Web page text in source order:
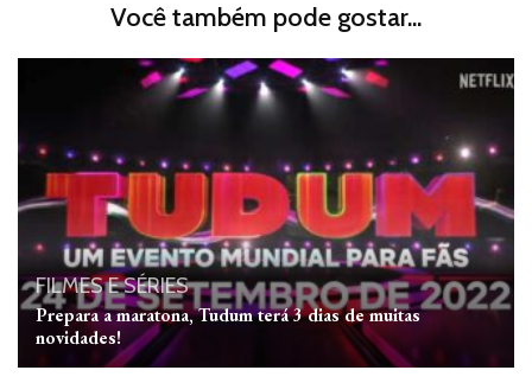
Você também pode gostar...
FILMES E SÉRIES
Prepara a maratona, Tudum terá 3 dias de muitas
novidades!